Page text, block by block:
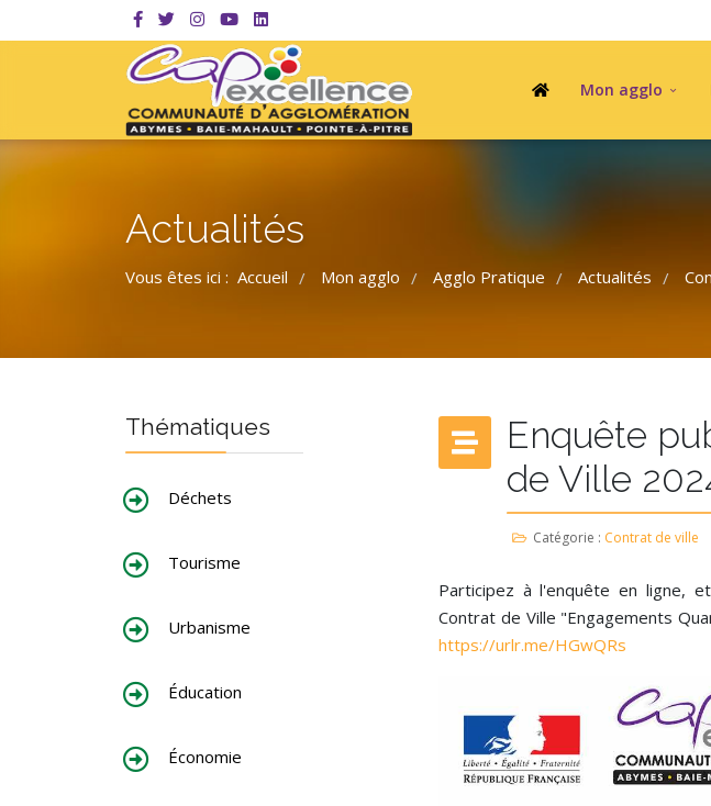
Mon agglo
Actualités
Vous êtes ici : Accueil / Mon agglo / Agglo Pratique / Actualités /
Thématiques
Déchets
Tourisme
Urbanisme
Éducation
Économie
Enquête
de Ville
Catégorie : Contrat de ville
Participez à l'enquête en ligne,
Contrat de Ville "Engagements
https://urlr.me/HGwQRs